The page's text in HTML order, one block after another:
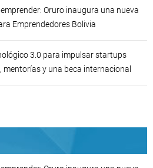
Oruro inaugura una nueva
Emprendedores Bolivia
3.0 para impulsar startups
y una beca internacional